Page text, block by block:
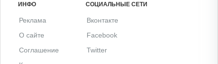
ИНФО
Реклама
О сайте
Соглашение
СОЦИАЛЬНЫЕ СЕТИ
Вконтакте
Facebook
Twitter